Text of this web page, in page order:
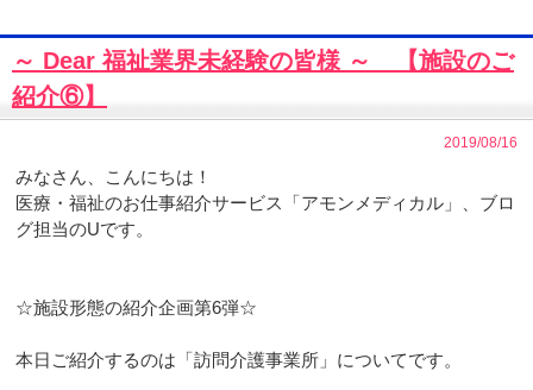
～ Dear 福祉業界未経験の皆様 ～ 【施設のご
紹介⑥】
2019/08/16
みなさん、こんにちは！
医療・福祉のお仕事紹介サービス「アモンメディカル」、ブロ
グ担当のUです。
☆施設形態の紹介企画第6弾☆
本日ご紹介するのは「訪問介護事業所」についてです。